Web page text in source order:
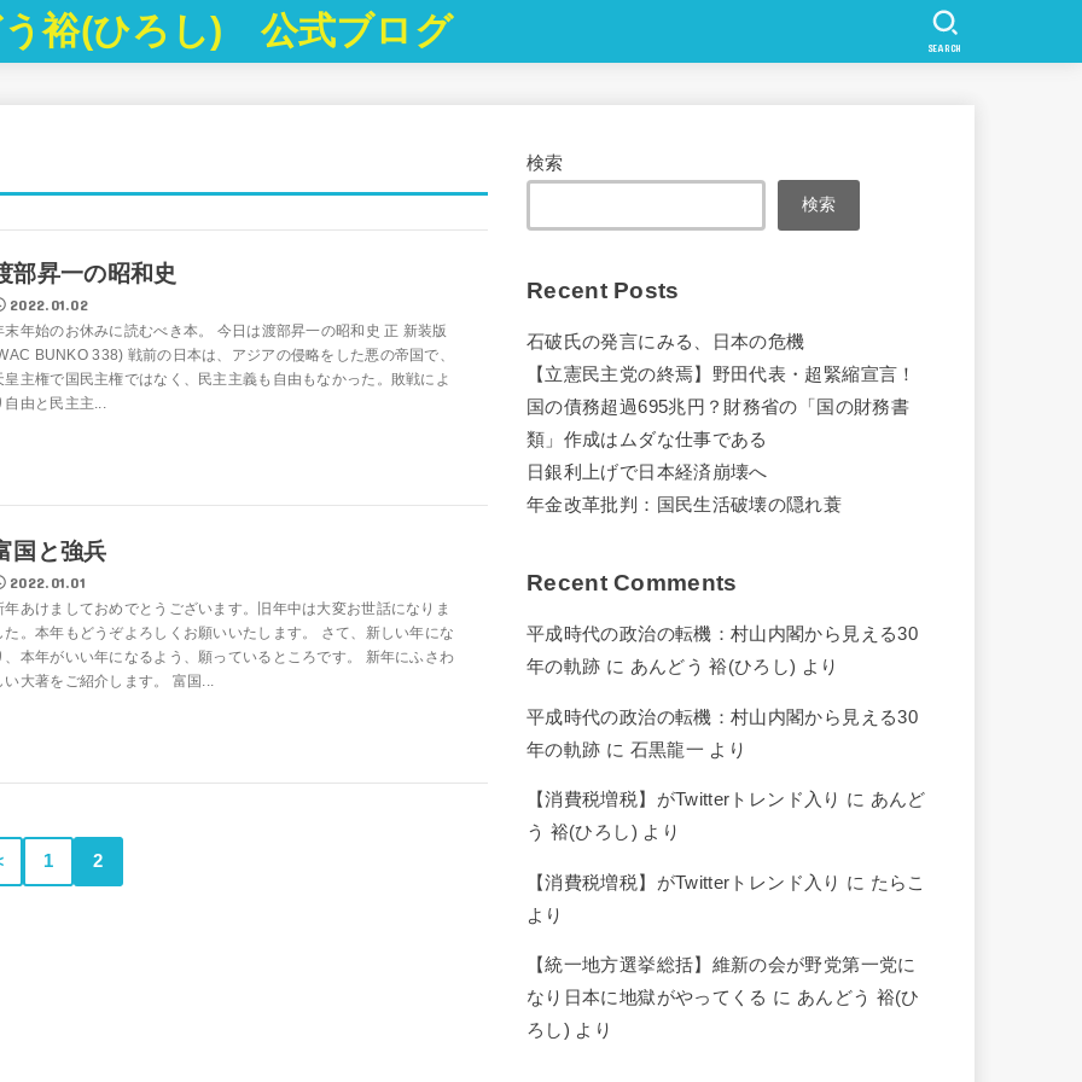
裕(ひろし) 公式ブログ SEARCH
部昇一の昭和史
2022.01.02
末年始のお休みに読むべき本。 今日は渡部昇一の昭和史 正 新装版
BUNKO 338) 戦前の日本は、アジアの侵略をした悪の帝国で、
皇主権で国民主権ではなく、民主主義も自由もなかった。敗戦によ
自由と民主主...
国と強兵
2022.01.01
年あけましておめでとうございます。旧年中は大変お世話になりま
た。本年もどうぞよろしくお願いいたします。 さて、新しい年にな
、本年がいい年になるよう、願っているところです。 新年にふさわ
い大著をご紹介します。 富国...
1 2
検索
検索
Recent Posts
石破氏の発言にみる、日本の危機
【立憲民主党の終焉】野田代表・超緊縮宣言！
国の債務超過695兆円？財務省の「国の財務書
類」作成はムダな仕事である
日銀利上げで日本経済崩壊へ
年金改革批判：国民生活破壊の隠れ蓑
Recent Comments
平成時代の政治の転機：村山内閣から見える30
年の軌跡 に あんどう 裕(ひろし) より
平成時代の政治の転機：村山内閣から見える30
年の軌跡 に 石黒龍一 より
【消費税増税】がTwitterトレンド入り に あんど
う 裕(ひろし) より
【消費税増税】がTwitterトレンド入り に たらこ
より
【統一地方選挙総括】維新の会が野党第一党に
なり日本に地獄がやってくる に あんどう 裕(ひ
ろし) より